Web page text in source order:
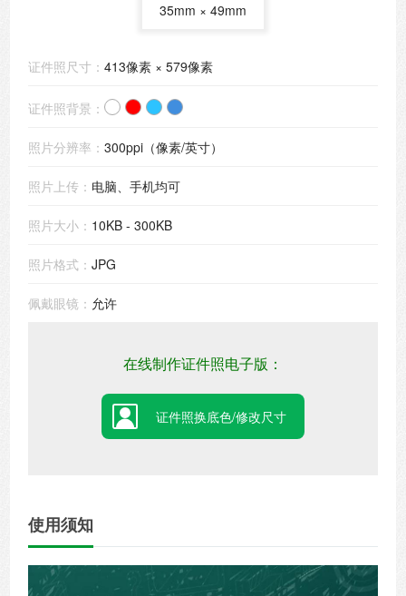
35mm × 49mm
证件照尺寸：413像素 × 579像素
证件照背景：
照片分辨率：300ppi（像素/英寸）
照片上传： 电脑、手机均可
照片大小： 10KB - 300KB
照片格式：JPG
佩戴眼镜： 允许
在线制作证件照电子版：
证件照换底色/修改尺寸
使用须知